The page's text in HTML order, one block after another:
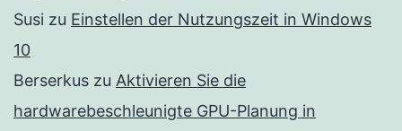
Susi zu Einstellen der Nutzungszeit in Windows
10
Berserkus zu Aktivieren Sie die
hardwarebeschleunigte GPU-Planung in